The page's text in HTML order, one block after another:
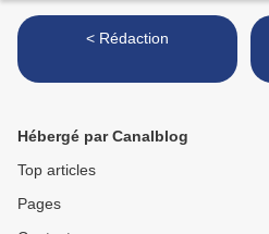
< Rédaction
Hébergé par Canalblog
Top articles
Pages